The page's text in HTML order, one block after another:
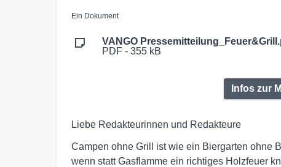
Ein Dokument
VANGO
PDF - 355 kB
Infos zur
Liebe Redakteurinnen und Redakteure
Campen ohne Grill ist wie ein Biergarten ohne
wenn statt Gasflamme ein richtiges Holzfeuer